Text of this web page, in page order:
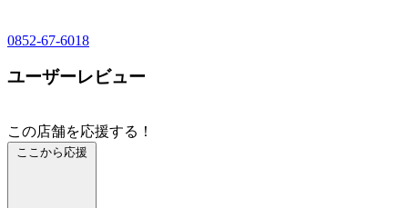
0852-67-6018
ユーザーレビュー
この店舗を応援する！
ここから応援